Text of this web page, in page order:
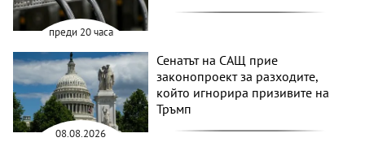
преди 20 часа
08.08.2026
Сенатът на САЩ прие
законопроект за разходите,
който игнорира призивите на
Тръмп